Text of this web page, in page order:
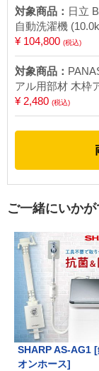
対象商品： 日立
自動洗濯機
¥ 104,800 (税込)
対象商品：
アル用部材 木枠
¥ 2,480 (税込)
ご一緒にいかが
SHARP AS-AG1 [
オンホース]